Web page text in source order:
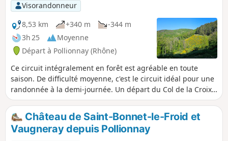
Visorandonneur
8,53 km
+340 m
-344 m
3h 25
Moyenne
Départ à Pollionnay (Rhône)
Ce circuit intégralement en forêt est agréable en toute
saison. De difficulté moyenne, c'est le circuit idéal pour une
randonnée à la demi-journée. Un départ du Col de la Croix
du Ban est possible, mais le nombre de places est limité.
Château de Saint-Bonnet-le-Froid et
Vaugneray depuis Pollionnay